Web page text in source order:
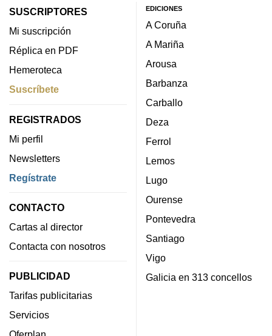
SUSCRIPTORES
Mi suscripción
Réplica en PDF
Hemeroteca
Suscríbete
REGISTRADOS
Mi perfil
Newsletters
Regístrate
CONTACTO
Cartas al director
Contacta con nosotros
PUBLICIDAD
Tarifas publicitarias
Servicios
EDICIONES
A Coruña
A Mariña
Arousa
Barbanza
Carballo
Deza
Ferrol
Lemos
Lugo
Ourense
Pontevedra
Santiago
Vigo
Galicia en 313 concellos